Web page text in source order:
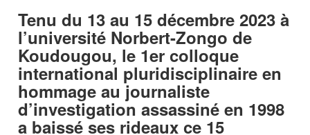
Tenu du 13 au 15 décembre 2023 à
l’université Norbert-Zongo de
Koudougou, le 1er colloque
international pluridisciplinaire en
hommage au journaliste
d’investigation assassiné en 1998
a baissé ses rideaux ce 15